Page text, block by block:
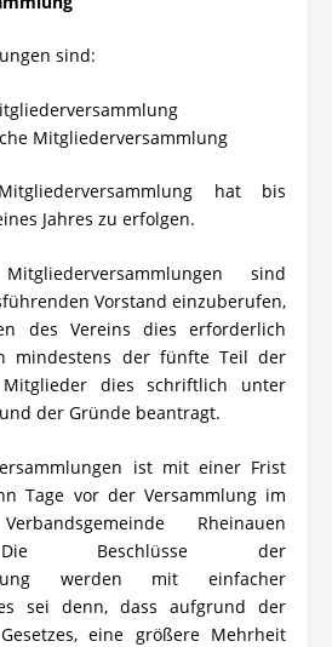
sind:
Mitgliederversammlung
hat bis
Jahres zu erfolgen.
sind
Vorstand einzuberufen,
des Vereins dies erforderlich
mindestens der fünfte Teil der
Mitglieder dies schriftlich unter
der Gründe beantragt.
ist mit einer Frist
Tage vor der Versammlung im
Rheinauen
Die Beschlüsse der
werden mit einfacher
sei denn, dass aufgrund der
eine größere Mehrheit